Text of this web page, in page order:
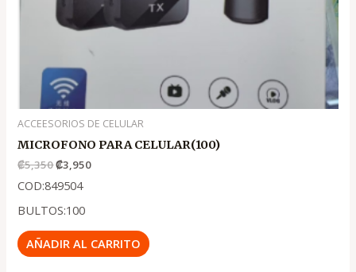
ACCEESORIOS DE CELULAR
MICROFONO PARA CELULAR(100)
₡5,350₡3,950
COD:849504
BULTOS:100
AÑADIR AL CARRITO